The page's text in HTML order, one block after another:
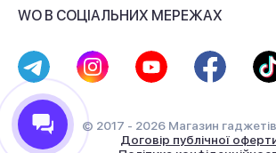
WO В СОЦІАЛЬНИХ МЕРЕЖАХ
© 2017 - 2026 Магазин
Договір публічної